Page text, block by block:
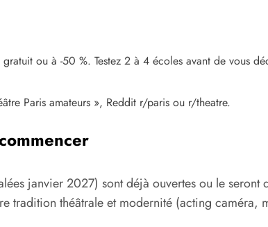
ou à -50 %. Testez 2 à 4 écoles avant de vous
Paris amateurs », Reddit r/paris ou r/theatre.
janvier 2027) sont déjà ouvertes ou le seront
tradition théâtrale et modernité (acting caméra,